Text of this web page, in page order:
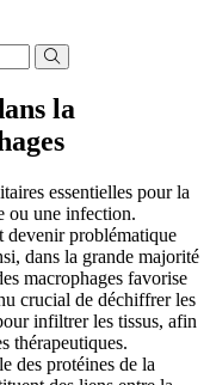
la
essentielles pour la
ou une infection.
devenir problématique
dans la grande majorité
macrophages favorise
crucial de déchiffrer les
infiltrer les tissus, afin
thérapeutiques.
des protéines de la